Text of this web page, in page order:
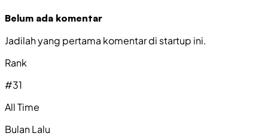
Belum ada komentar
Jadilah yang pertama komentar di startup ini.
Rank
#31
All Time
Bulan Lalu